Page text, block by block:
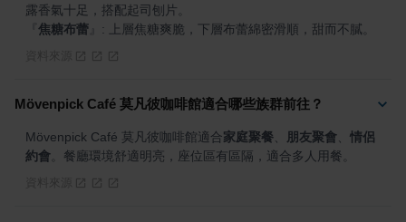
焦糖布蕾 : 上層焦糖爽脆，下層布蕾綿密滑順，甜而不膩。
Mövenpick Café 莫凡彼咖啡館適合哪些族群前往？
Mövenpick Café 莫凡彼咖啡館適合家庭聚餐 朋友聚會
情侶
約會 。餐廳環境舒適明亮，座位區有區隔，適合多人用餐。